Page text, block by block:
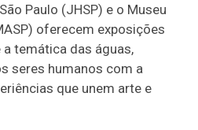
Paulo (JHSP) e o Museu
oferecem exposições
temática das águas,
seres humanos com a
que unem arte e